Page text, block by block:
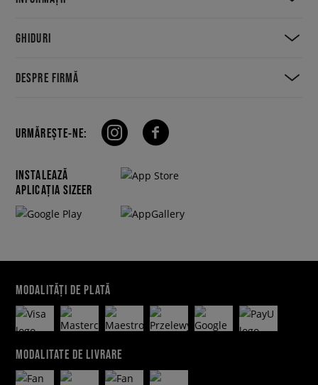
GHIDURI
DESPRE FIRMĂ
URMĂREȘTE-NE:
INSTALEAZĂ
APLICAȚIA SIZEER
MODALITĂȚI DE PLATĂ
MODALITATE DE LIVRARE